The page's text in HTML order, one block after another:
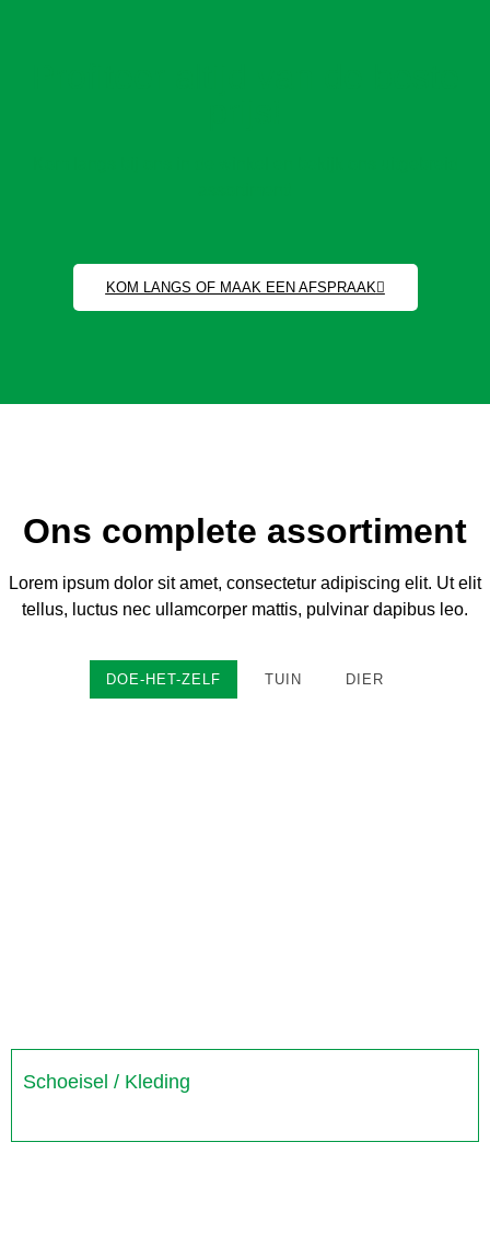
KOM LANGS OF MAAK EEN AFSPRAAK
Ons complete assortiment
Lorem ipsum dolor sit amet, consectetur adipiscing elit. Ut elit
tellus, luctus nec ullamcorper mattis, pulvinar dapibus leo.
DOE-HET-ZELF TUIN DIER
Schoeisel / Kleding